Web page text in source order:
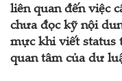
liên quan đến việc
chưa đọc kỹ nội
mực khi viết status
quan tâm của dư